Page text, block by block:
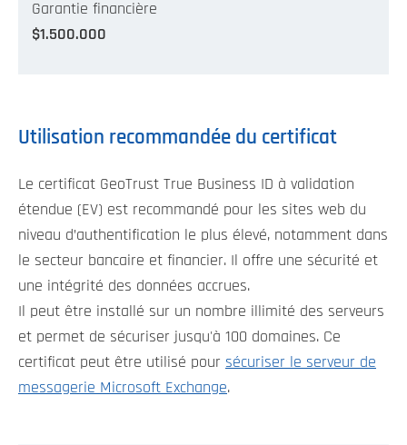
Garantie financière
$1.500.000
Utilisation recommandée du certificat
Le certificat GeoTrust True Business ID à validation
étendue (EV) est recommandé pour les sites web du
niveau d’authentification le plus élevé, notamment dans
le secteur bancaire et financier. Il offre une sécurité et
une intégrité des données accrues.
Il peut être installé sur un nombre illimité des serveurs
et permet de sécuriser jusqu'à 100 domaines. Ce
certificat peut être utilisé pour sécuriser le serveur de
messagerie Microsoft Exchange.